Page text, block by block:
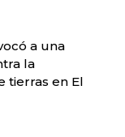
a una
la
tierras en El